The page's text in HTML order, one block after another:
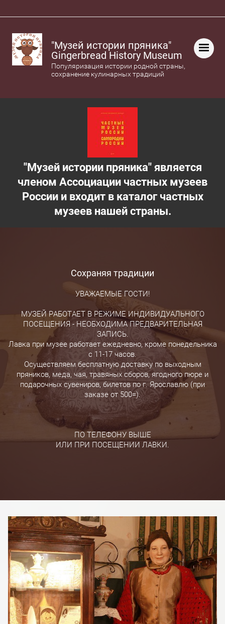
"Музей истории пряника"
Gingerbread History Museum
Популяризация истории родной страны,
сохранение кулинарных традиций
"Музей истории пряника" является
членом Ассоциации частных музеев
России и входит в каталог частных
музеев нашей страны.
Сохраняя традиции
УВАЖАЕМЫЕ ГОСТИ!
МУЗЕЙ РАБОТАЕТ В РЕЖИМЕ ИНДИВИДУАЛЬНОГО
ПОСЕЩЕНИЯ - НЕОБХОДИМА ПРЕДВАРИТЕЛЬНАЯ
ЗАПИСЬ.
Лавка при музее работает ежедневно, кроме понедельника
с 11-17 часов.
Осуществляем бесплатную доставку по выходным
пряников, меда, чая, травяных сборов, ягодного пюре и
подарочных сувениров, билетов по г. Ярославлю (при
заказе от 500=).
ПО ТЕЛЕФОНУ ВЫШЕ
ИЛИ ПРИ ПОСЕЩЕНИИ ЛАВКИ.